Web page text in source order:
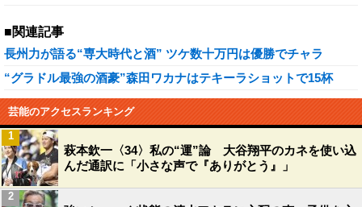
■関連記事
長州力が語る“専大時代と酒” ツケ数十万円は優勝でチャラ
“グラドル最強の酒豪”森田ワカナはテキーラショットで15杯
芸能のアクセスランキング
萩本欽一〈34〉私の“運”論 大谷翔平のカネを使い込
んだ通訳に「小さな声で『ありがとう』」
1
2